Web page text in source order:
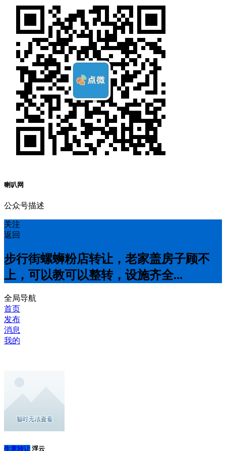
喇叭网
公众号描述
关注
返回
步行街螺蛳粉店转让，老家盖房子顾不
上，可以教可以整转，设施齐全...
全局导航
首页
发布
消息
我的
生意转让 浮云